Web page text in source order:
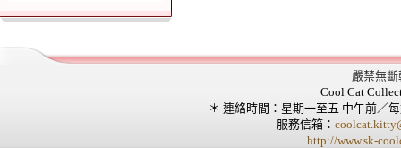
嚴禁無
Cool Cat
＊ 連絡時間：星期一至五 中午前／
服務信箱：
http://www.sk-